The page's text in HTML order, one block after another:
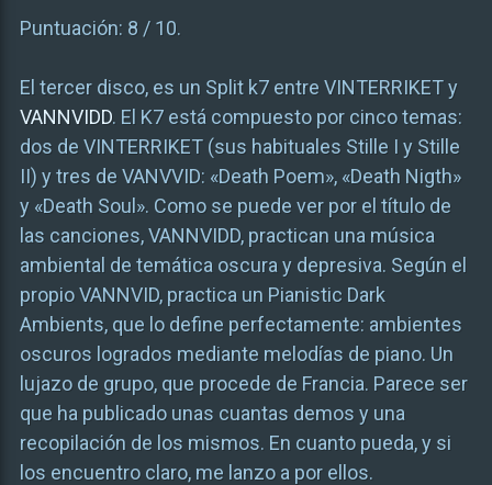
Puntuación: 8 / 10.
El tercer disco, es un Split k7 entre VINTERRIKET y
VANNVIDD. El K7 está compuesto por cinco temas:
dos de VINTERRIKET (sus habituales Stille I y Stille
II) y tres de VANVVID: «Death Poem», «Death Nigth»
y «Death Soul». Como se puede ver por el título de
las canciones, VANNVIDD, practican una música
ambiental de temática oscura y depresiva. Según el
propio VANNVID, practica un Pianistic Dark
Ambients, que lo define perfectamente: ambientes
oscuros logrados mediante melodías de piano. Un
lujazo de grupo, que procede de Francia. Parece ser
que ha publicado unas cuantas demos y una
recopilación de los mismos. En cuanto pueda, y si
los encuentro claro, me lanzo a por ellos.